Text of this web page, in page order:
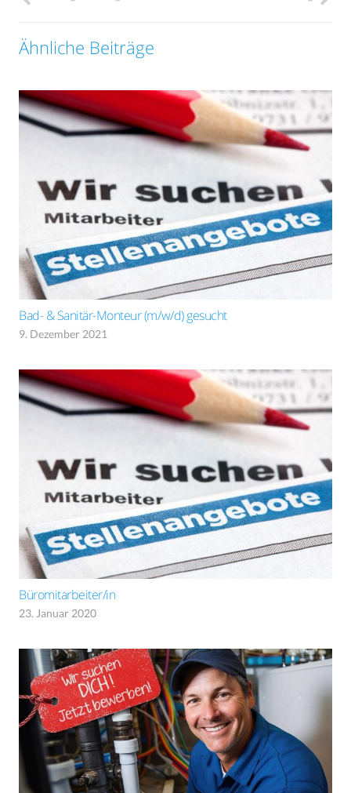
Ähnliche Beiträge
Bad- & Sanitär-Monteur (m/w/d) gesucht
9. Dezember 2021
Büromitarbeiter/in
23. Januar 2020